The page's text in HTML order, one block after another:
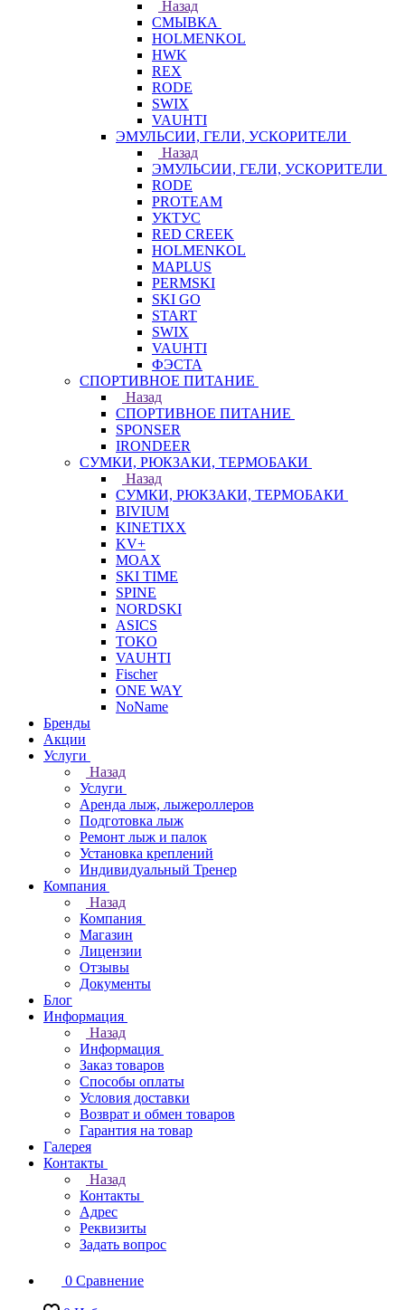
Назад
СМЫВКА
HOLMENKOL
HWK
REX
RODE
SWIX
VAUHTI
ЭМУЛЬСИИ, ГЕЛИ, УСКОРИТЕЛИ
Назад
ЭМУЛЬСИИ, ГЕЛИ, УСКОРИТЕЛИ
RODE
PROTEAM
УКТУС
RED CREEK
HOLMENKOL
MAPLUS
PERMSKI
SKI GO
START
SWIX
VAUHTI
ФЭСТА
СПОРТИВНОЕ ПИТАНИЕ
Назад
СПОРТИВНОЕ ПИТАНИЕ
SPONSER
IRONDEER
СУМКИ, РЮКЗАКИ, ТЕРМОБАКИ
Назад
СУМКИ, РЮКЗАКИ, ТЕРМОБАКИ
BIVIUM
KINETIXX
KV+
MOAX
SKI TIME
SPINE
NORDSKI
ASICS
TOKO
VAUHTI
Fischer
ONE WAY
NoName
Бренды
Акции
Услуги
Назад
Услуги
Аренда лыж, лыжероллеров
Подготовка лыж
Ремонт лыж и палок
Установка креплений
Индивидуальный Тренер
Компания
Назад
Компания
Магазин
Лицензии
Отзывы
Документы
Блог
Информация
Назад
Информация
Заказ товаров
Способы оплаты
Условия доставки
Возврат и обмен товаров
Гарантия на товар
Галерея
Контакты
Назад
Контакты
Адрес
Реквизиты
Задать вопрос
0 Сравнение